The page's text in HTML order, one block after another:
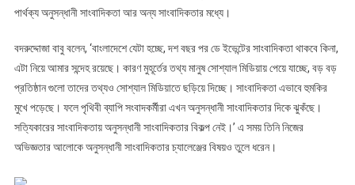
পার্থক্য অনুসন্ধানী সাংবাদিকতা আর অন্য সাংবাদিকতার মধ্যে।
বদরুদ্দোজা বাবু বলেন, ‘বাংলাদেশে যেটা হচ্ছে, দশ বছর পর ডে ইভেন্টের সাংবাদিকতা থাকবে কিনা,
এটা নিয়ে আমার সন্দেহ রয়েছে। কারণ মুহূর্তের তথ্য মানুষ সোশ্যাল মিডিয়ায় পেয়ে যাচ্ছে, বড় বড়
প্রতিষ্ঠান গুলো তাদের তথ্যও সোশ্যাল মিডিয়াতে ছড়িয়ে দিচ্ছে। সাংবাদিকতা এভাবে হুমকির
মুখে পড়েছে। ফলে পৃথিবী ব্যাপি সংবাদকর্মীরা এখন অনুসন্ধানী সাংবাদিকতার দিকে ঝুকঁছে।
সত্যিকারের সাংবাদিকতায় অনুসন্ধানী সাংবাদিকতার বিকল্প নেই।’ এ সময় তিনি নিজের
অভিজ্ঞতার আলোকে অনুসন্ধানী সাংবাদিকতার চ্যালেঞ্জের বিষয়ও তুলে ধরেন।